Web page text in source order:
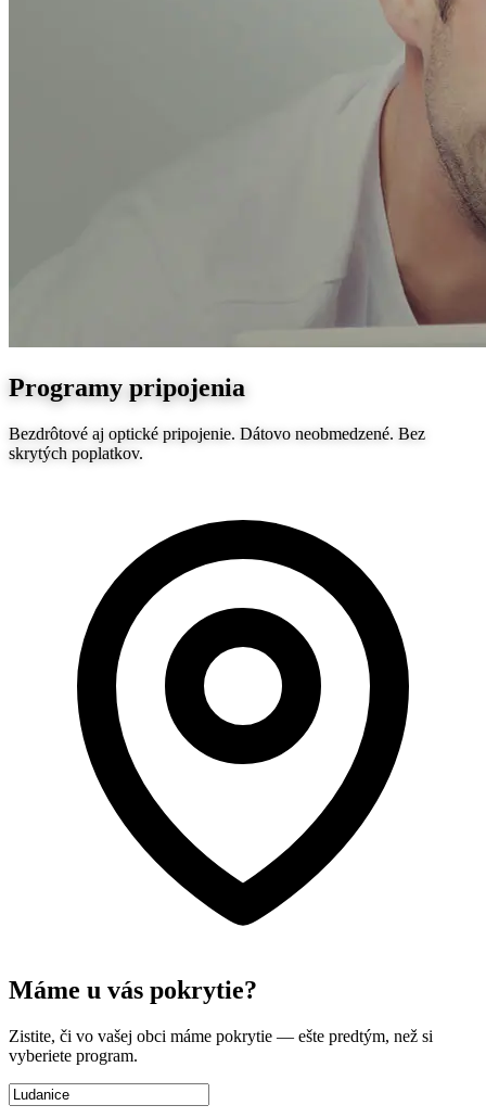
Programy pripojenia
Bezdrôtové aj optické pripojenie. Dátovo neobmedzené. Bez
skrytých poplatkov.
Máme u vás pokrytie?
Zistite, či vo vašej obci máme pokrytie — ešte predtým, než si
vyberiete program.